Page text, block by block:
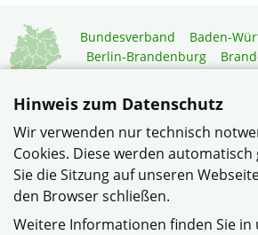
Bundesverband Baden-
Berlin-Brandenburg
Niedersachsen
Rheinland-Pfalz
Sachsen-Anhalt
Schleswig-
Mitgliedermagazin
© Verband Wohneigentum
Hinweis zum Datenschutz
Wir verwenden nur technisch
Cookies. Diese werden
Sie die Sitzung auf unseren
den Browser schließen.
Weitere Informationen finden Sie in